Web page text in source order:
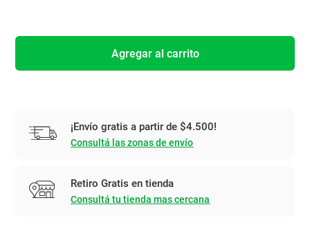
Agregar al carrito
¡Envío gratis a partir de $4.500!
Consultá las zonas de envío
Retiro Gratis en tienda
Consultá tu tienda mas cercana